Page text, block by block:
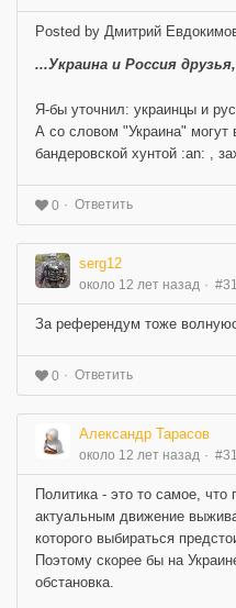
Posted by Дмитрий
...Украина и Россия
Я-бы уточнил: украинцы и
А со словом "Украина" могут
бандеровской хунтой :an: ,
0 Ответить
serg12
около 12 лет назад
За референдум тоже
0 Ответить
Александр Тарасов
около 12 лет назад
Политика - это то самое,
актуальным движение
которого выбираться
Поэтому скорее бы на
обстановка.